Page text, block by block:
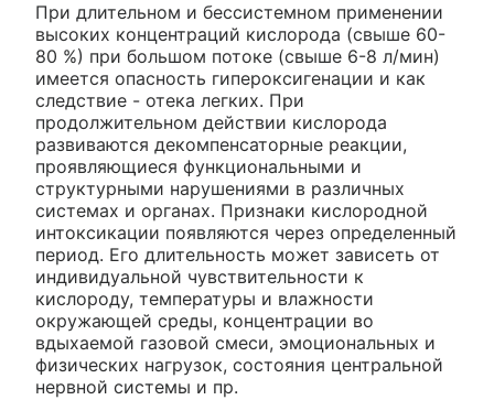
При длительном и бессистемном применении
высоких концентраций кислорода (свыше 60-
80 %) при большом потоке (свыше 6-8 л/мин)
имеется опасность гипероксигенации и как
следствие - отека легких. При
продолжительном действии кислорода
развиваются декомпенсаторные реакции,
проявляющиеся функциональными и
структурными нарушениями в различных
системах и органах. Признаки кислородной
интоксикации появляются через определенный
период. Его длительность может зависеть от
индивидуальной чувствительности к
кислороду, температуры и влажности
окружающей среды, концентрации во
вдыхаемой газовой смеси, эмоциональных и
физических нагрузок, состояния центральной
нервной системы и пр.